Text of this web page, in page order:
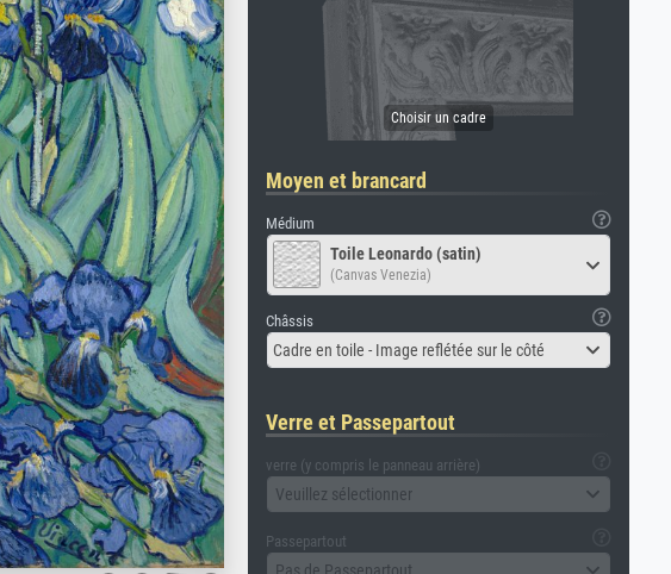
Moyen et brancard
Médium
Toile Leonardo (satin)
(Canvas Venezia)
Châssis
Cadre en toile - Image reflétée sur le côté
Verre et Passepartout
verre (y compris le panneau arrière)
Veuillez sélectionner
Passepartout
Pas de Passepartout